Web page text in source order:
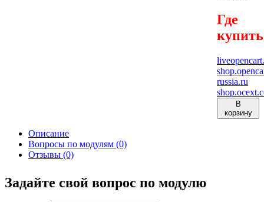
Где
купить
russia.ru
В
корзину
Описание
Вопросы по модулям (0)
Отзывы (0)
Задайте свой вопрос по модулю